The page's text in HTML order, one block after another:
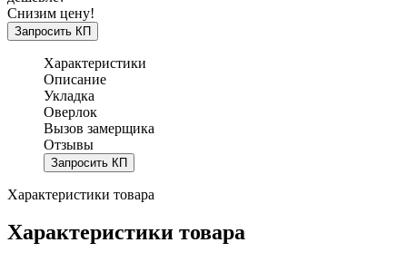
Снизим цену!
Запросить КП
Характеристики
Описание
Укладка
Оверлок
Вызов замерщика
Отзывы
Запросить КП
Характеристики товара
Характеристики товара